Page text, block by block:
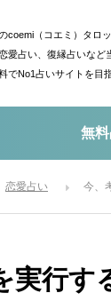
coemi（コエミ）タロ
愛占い、復縁占いなど
でNo1占いサイトを目
無
恋愛占い 今、
実行す